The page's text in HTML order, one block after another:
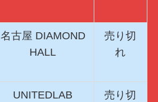
名古屋 DIAMOND
HALL
売り切
れ
UNITEDLAB
売り切